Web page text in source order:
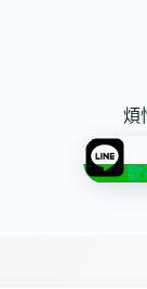
煩
歡